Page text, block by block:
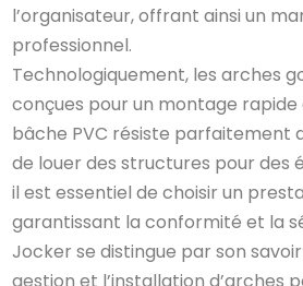
l’organisateur, offrant ainsi un
professionnel.
Technologiquement, les arches
conçues pour un montage rapide
bâche PVC résiste parfaitement
de louer des structures pour des
il est essentiel de choisir un
garantissant la conformité et la
Jocker se distingue par son